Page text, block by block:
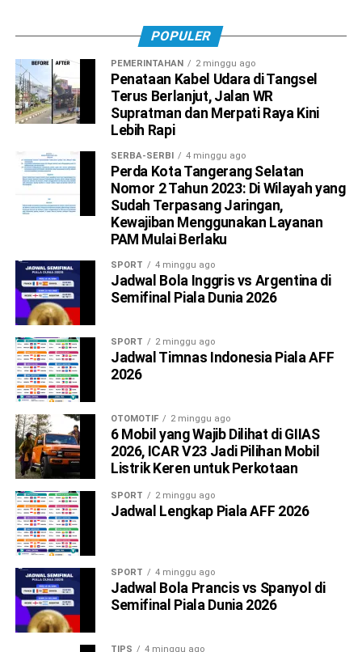
POPULER
PEMERINTAHAN 2 minggu ago
Penataan Kabel Udara di Tangsel
Terus Berlanjut, Jalan WR
Supratman dan Merpati Raya Kini
Lebih Rapi
SERBA-SERBI 4 minggu ago
Perda Kota Tangerang Selatan
Nomor 2 Tahun 2023: Di Wilayah yang
Sudah Terpasang Jaringan,
Kewajiban Menggunakan Layanan
PAM Mulai Berlaku
SPORT 4 minggu ago
Jadwal Bola Inggris vs Argentina di
Semifinal Piala Dunia 2026
SPORT 2 minggu ago
Jadwal Timnas Indonesia Piala AFF
2026
OTOMOTIF 2 minggu ago
6 Mobil yang Wajib Dilihat di GIIAS
2026, ICAR V23 Jadi Pilihan Mobil
Listrik Keren untuk Perkotaan
SPORT 2 minggu ago
Jadwal Lengkap Piala AFF 2026
SPORT 4 minggu ago
Jadwal Bola Prancis vs Spanyol di
Semifinal Piala Dunia 2026
TIPS 4 minggu ago